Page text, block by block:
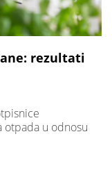
rezultati
otpada u odnosu